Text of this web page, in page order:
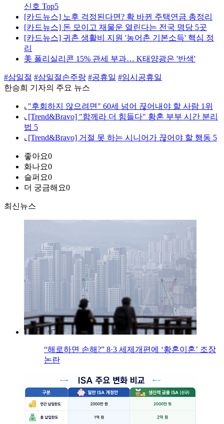
신호 Top5
[카드뉴스] 노후 걱정된다면? 확 바뀐 주택연금 총정리
[카드뉴스] 돈 모이고 재물운 열린다는 전국 명당 5곳
[카드뉴스] 귀촌 생활비 지원 '농어촌 기본소득' 핵심 정
리
美 폴리실리콘 15% 관세 부과… K태양광은 '반색'
#삼일절 #삼일절손주랑 #공휴일 #임시공휴일
한승희 기자의 주요 뉴스
⌞ "후회하지 않으려면" 60세 넘어 끊어내야 할 사람 1위
⌞ [Trend&Bravo] "함께라 더 힘들다" 황혼 부부 시간 분리
법 5
⌞ [Trend&Bravo] 거절 못 하는 시니어가 끊어야 할 행동 5
좋아요0
화나요0
슬퍼요0
더 궁금해요0
최신뉴스
“해로하면 손해?” 8·3 세제개편에 ‘황혼이혼’ 조장
논란